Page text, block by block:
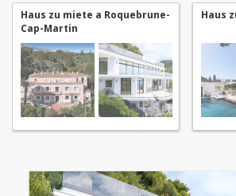
Haus zu miete a Roquebrune-
Cap-Martin
Haus